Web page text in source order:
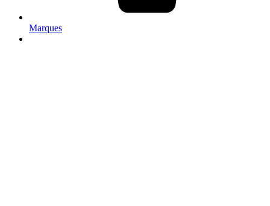
Marques